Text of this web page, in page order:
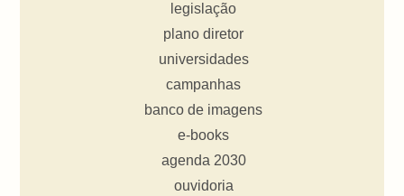
legislação
plano diretor
universidades
campanhas
banco de imagens
e-books
agenda 2030
ouvidoria